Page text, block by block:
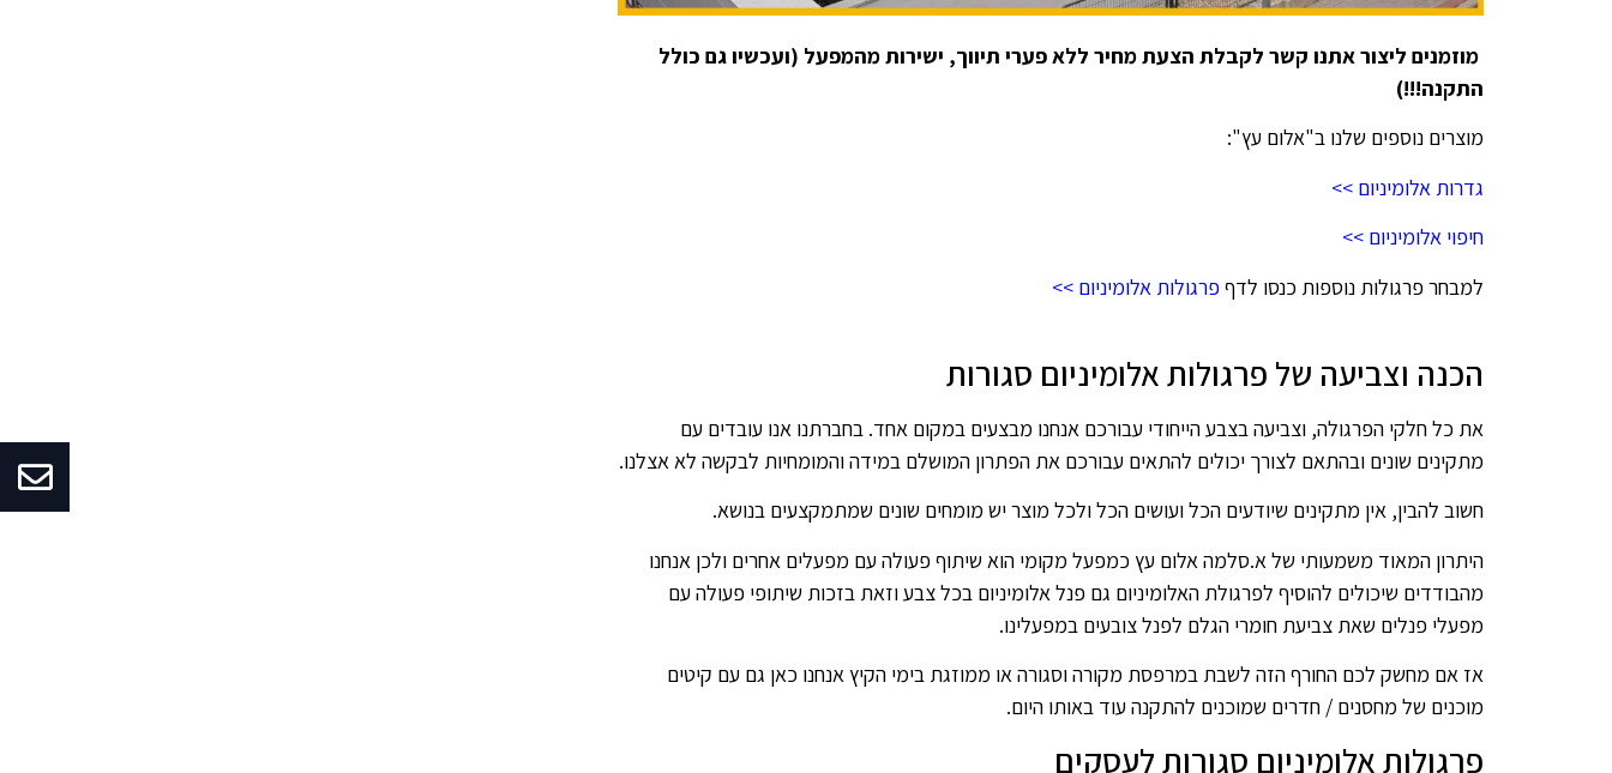
מוזמנים ליצור אתנו קשר לקבלת הצעת מחיר ללא פערי תיווך, ישירות מהמפעל (ועכשיו גם כולל
התקנה!!!)
מוצרים נוספים שלנו ב"אלום עץ":
גדרות אלומיניום >>
חיפוי אלומיניום >>
למבחר פרגולות נוספות כנסו לדףפרגולות אלומיניום >>
הכנה וצביעה של פרגולות אלומיניום סגורות
את כל חלקי הפרגולה, וצביעה בצבע הייחודי עבורכם אנחנו מבצעים במקום אחד. בחברתנו אנו עובדים עם
מתקינים שונים ובהתאם לצורך יכולים להתאים עבורכם את הפתרון המושלם במידה והמומחיות לבקשה לא אצלנו.
חשוב להבין, אין מתקינים שיודעים הכל ועושים הכל ולכל מוצר יש מומחים שונים שמתמקצעים בנושא.
היתרון המאוד משמעותי של א.סלמה אלום עץ כמפעל מקומי הוא שיתוף פעולה עם מפעלים אחרים ולכן אנחנו
מהבודדים שיכולים להוסיף לפרגולת האלומיניום גם פנל אלומיניום בכל צבע וזאת בזכות שיתופי פעולה עם
מפעלי פנלים שאת צביעת חומרי הגלם לפנל צובעים במפעלינו.
אז אם מחשק לכם החורף הזה לשבת במרפסת מקורה וסגורה או ממוזגת בימי הקיץ אנחנו כאן גם עם קיטים
מוכנים של מחסנים / חדרים שמוכנים להתקנה עוד באותו היום.
פרגולות אלומיניום סגורות לעסקים